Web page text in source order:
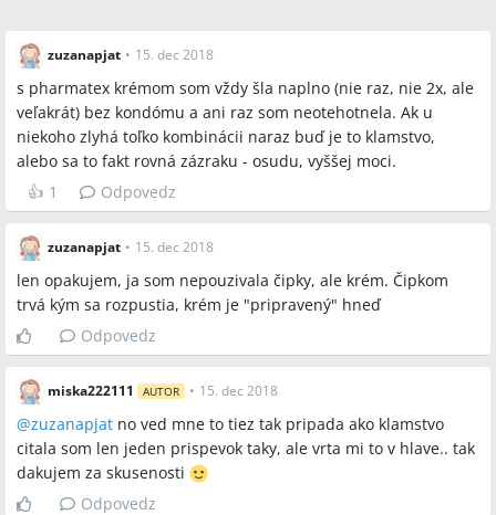
zuzanapjat • 15. dec 2018
s pharmatex krémom som vždy šla naplno (nie raz, nie 2x, ale
veľakrát) bez kondómu a ani raz som neotehotnela. Ak u
niekoho zlyhá toľko kombinácii naraz buď je to klamstvo,
alebo sa to fakt rovná zázraku - osudu, vyššej moci.
👍 1 Odpovedz
zuzanapjat • 15. dec 2018
len opakujem, ja som nepouzivala čipky, ale krém. Čipkom
trvá kým sa rozpustia, krém je "pripravený" hneď
Odpovedz
miska222111 AUTOR • 15. dec 2018
@zuzanapjat no ved mne to tiez tak pripada ako klamstvo
citala som len jeden prispevok taky, ale vrta mi to v hlave.. tak
dakujem za skusenosti
Odpovedz